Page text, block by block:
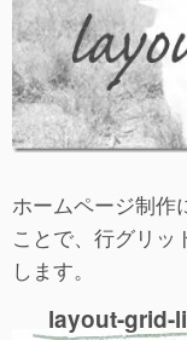
ホームページ制作
ことで、行グリッ
します。
layout-grid-